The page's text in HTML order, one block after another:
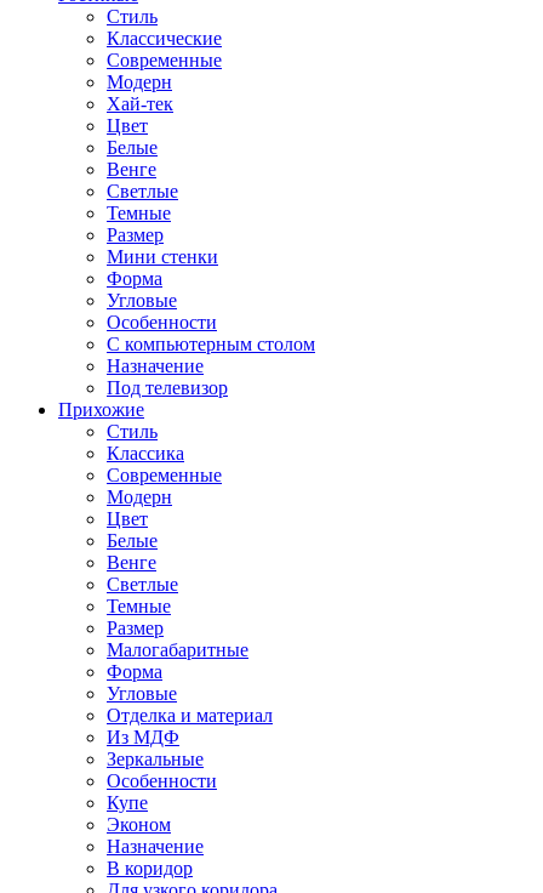
Стиль
Классические
Современные
Модерн
Хай-тек
Цвет
Белые
Венге
Светлые
Темные
Размер
Мини стенки
Форма
Угловые
Особенности
С компьютерным столом
Назначение
Под телевизор
Прихожие
Стиль
Классика
Современные
Модерн
Цвет
Белые
Венге
Светлые
Темные
Размер
Малогабаритные
Форма
Угловые
Отделка и материал
Из МДФ
Зеркальные
Особенности
Купе
Эконом
Назначение
В коридор